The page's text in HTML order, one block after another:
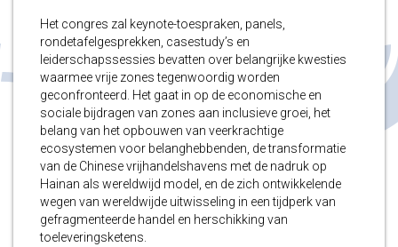
Het congres zal keynote-toespraken, panels,
rondetafelgesprekken, casestudy’s en
leiderschapssessies bevatten over belangrijke kwesties
waarmee vrije zones tegenwoordig worden
geconfronteerd. Het gaat in op de economische en
sociale bijdragen van zones aan inclusieve groei, het
belang van het opbouwen van veerkrachtige
ecosystemen voor belanghebbenden, de transformatie
van de Chinese vrijhandelshavens met de nadruk op
Hainan als wereldwijd model, en de zich ontwikkelende
wegen van wereldwijde uitwisseling in een tijdperk van
gefragmenteerde handel en herschikking van
toeleveringsketens.